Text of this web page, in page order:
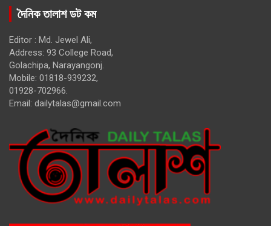
দৈনিক তালাশ ডট কম
Editor : Md. Jewel Ali,
Address: 93 College Road,
Golachipa, Narayangonj.
Mobile: 01818-939232,
01928-702966.
Email: dailytalas@gmail.com